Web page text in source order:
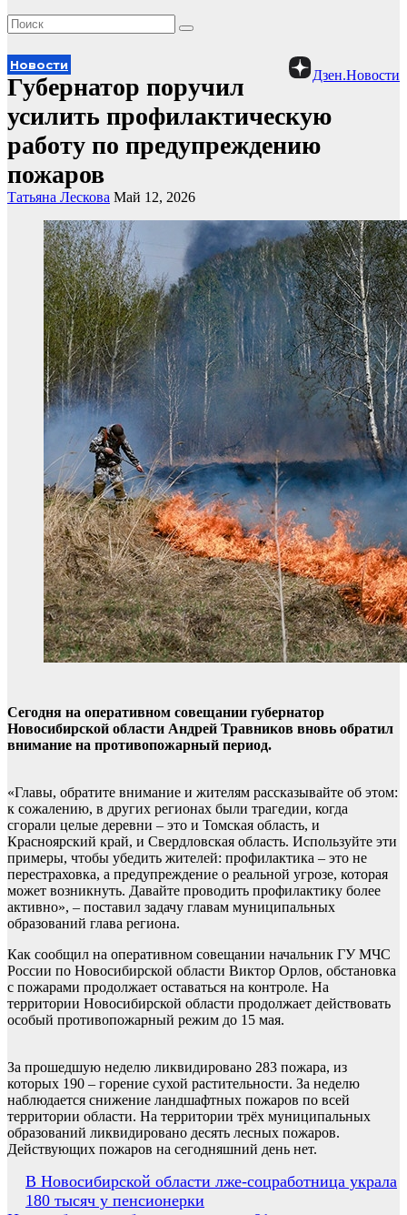
Дзен.Новости
Новости
Губернатор поручил
усилить профилактическую
работу по предупреждению
пожаров
Татьяна Лескова Май 12, 2026
Сегодня на оперативном совещании губернатор
Новосибирской области Андрей Травников вновь обратил
внимание на противопожарный период.
«Главы, обратите внимание и жителям рассказывайте об этом:
к сожалению, в других регионах были трагедии, когда
сгорали целые деревни – это и Томская область, и
Красноярский край, и Свердловская область. Используйте эти
примеры, чтобы убедить жителей: профилактика – это не
перестраховка, а предупреждение о реальной угрозе, которая
может возникнуть. Давайте проводить профилактику более
активно», – поставил задачу главам муниципальных
образований глава региона.
Как сообщил на оперативном совещании начальник ГУ МЧС
России по Новосибирской области Виктор Орлов, обстановка
с пожарами продолжает оставаться на контроле. На
территории Новосибирской области продолжает действовать
особый противопожарный режим до 15 мая.
За прошедшую неделю ликвидировано 283 пожара, из
которых 190 – горение сухой растительности. За неделю
наблюдается снижение ландшафтных пожаров по всей
территории области. На территории трёх муниципальных
образований ликвидировано десять лесных пожаров.
Действующих пожаров на сегодняшний день нет.
Навигация
по
В Новосибирской области лже-соцработница украла
180 тысяч у пенсионерки